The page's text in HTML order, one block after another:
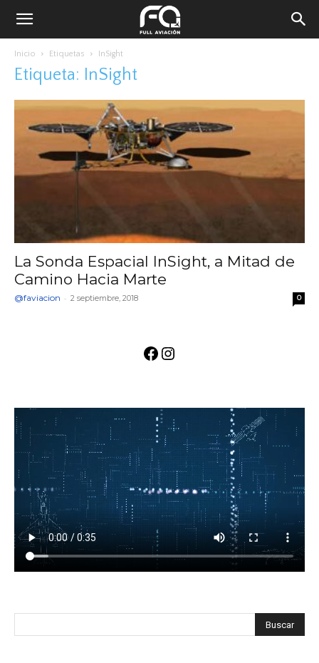
Inicio Etiquetas InSight
Etiqueta: InSight
La Sonda Espacial InSight, a Mitad de
Camino Hacia Marte
@faviacion - 2 septiembre, 2018 0
Facebook
Instagram